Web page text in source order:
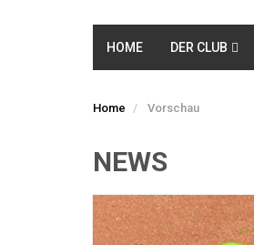
HOME DER CLUB
Home Vorschau
NEWS